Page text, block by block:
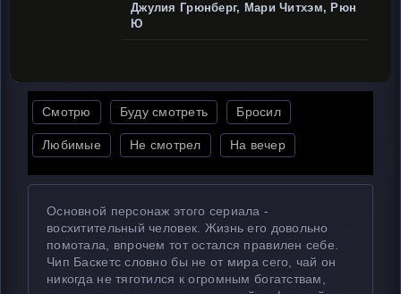
Джулия Грюнберг, Мари Читхэм, Рюн
Ю
Смотрю Буду смотреть Бросил
Любимые Не смотрел На вечер
Основной персонаж этого сериала -
восхитительный человек. Жизнь его довольно
помотала, впрочем тот остался правилен себе.
Чип Баскетс словно бы не от мира сего, чай он
никогда не тяготился к огромным богатствам,